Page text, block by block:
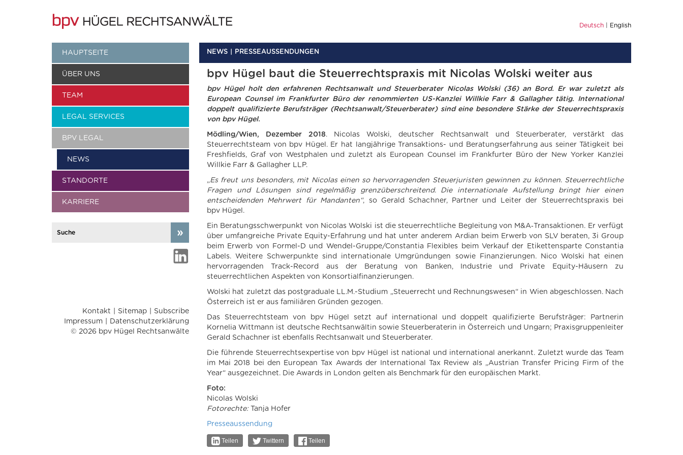
Deutsch English
HAUPTSEITE
ÜBER UNS
TEAM
LEGAL SERVICES
BPV LEGAL
NEWS
STANDORTE
KARRIERE
Kontakt Sitemap
Subscribe
Impressum
Datenschutzerklärung
© 2026 bpv Hügel Rechtsanwälte
NEWS PRESSEAUSSENDUNGEN
bpv Hügel baut die Steuerrechtspraxis mit Nicolas Wolski weiter aus
bpv Hügel holt den erfahrenen Rechtsanwalt und Steuerberater Nicolas Wolski (36) an Bord. Er war zuletzt als
European Counsel im Frankfurter Büro der renommierten US-Kanzlei Willkie Farr & Gallagher tätig. International
doppelt qualifizierte Berufsträger (Rechtsanwalt/Steuerberater) sind eine besondere Stärke der Steuerrechtspraxis
von bpv Hügel.
Mödling/Wien, Dezember 2018. Nicolas Wolski, deutscher Rechtsanwalt und Steuerberater, verstärkt das
Steuerrechtsteam von bpv Hügel. Er hat langjährige Transaktions- und Beratungserfahrung aus seiner Tätigkeit bei
Freshfields, Graf von Westphalen und zuletzt als European Counsel im Frankfurter Büro der New Yorker Kanzlei
Willkie Farr & Gallagher LLP.
„Es freut uns besonders, mit Nicolas einen so hervorragenden Steuerjuristen gewinnen zu können. Steuerrechtliche
Fragen und Lösungen sind regelmäßig grenzüberschreitend. Die internationale Aufstellung bringt hier einen
entscheidenden Mehrwert für Mandanten“, so Gerald Schachner, Partner und Leiter der Steuerrechtspraxis bei
bpv Hügel.
Ein Beratungsschwerpunkt von Nicolas Wolski ist die steuerrechtliche Begleitung von M&A‑Transaktionen. Er verfügt
über umfangreiche Private Equity-Erfahrung und hat unter anderem Ardian beim Erwerb von SLV beraten, 3i Group
beim Erwerb von Formel-D und Wendel-Gruppe/Constantia Flexibles beim Verkauf der Etikettensparte Constantia
Labels. Weitere Schwerpunkte sind internationale Umgründungen sowie Finanzierungen. Nico Wolski hat einen
hervorragenden Track-Record aus der Beratung von Banken, Industrie und Private Equity-Häusern zu
steuerrechtlichen Aspekten von Konsortialfinanzierungen.
Wolski hat zuletzt das postgraduale LL.M.-Studium „Steuerrecht und Rechnungswesen“ in Wien abgeschlossen. Nach
Österreich ist er aus familiären Gründen gezogen.
Das Steuerrechtsteam von bpv Hügel setzt auf international und doppelt qualifizierte Berufsträger: Partnerin
Kornelia Wittmann ist deutsche Rechtsanwältin sowie Steuerberaterin in Österreich und Ungarn; Praxisgruppenleiter
Gerald Schachner ist ebenfalls Rechtsanwalt und Steuerberater.
Die führende Steuerrechtsexpertise von bpv Hügel ist national und international anerkannt. Zuletzt wurde das Team
im Mai 2018 bei den European Tax Awards der International Tax Review als „Austrian Transfer Pricing Firm of the
Year“ ausgezeichnet. Die Awards in London gelten als Benchmark für den europäischen Markt.
Foto:
Nicolas Wolski
Fotorechte: Tanja Hofer
Presseaussendung
Teilen Twittern Teilen